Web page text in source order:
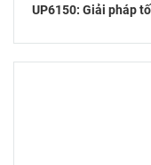
UP6150: Giải pháp